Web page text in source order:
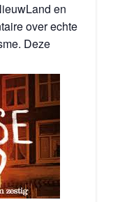
en
over echte
Deze